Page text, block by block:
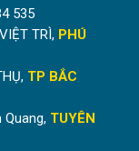
535
TRÌ, PHÚ
TP BẮC
Quang, TUYÊN